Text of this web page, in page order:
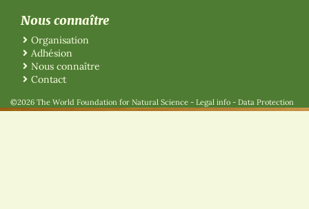
Nous connaître
Organisation
Adhésion
Nous connaître
Contact
©2026 The World Foundation for Natural Science - Legal info - Data Protection